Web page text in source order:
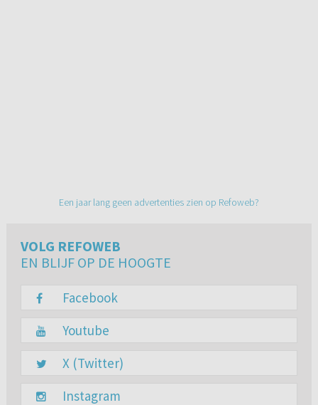
Een jaar lang geen advertenties zien op Refoweb?
VOLG REFOWEB
EN BLIJF OP DE HOOGTE
Facebook
Youtube
X (Twitter)
Instagram